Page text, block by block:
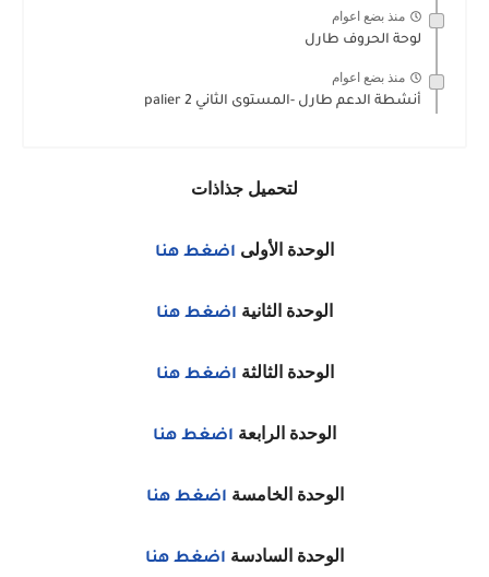
منذ بضع اعوام
لوحة الحروف طارل
منذ بضع اعوام
أنشطة الدعم طارل -المستوى الثاني palier 2
لتحميل جذاذات
الوحدة الأولى اضغط هنا
الوحدة الثانية اضغط هنا
الوحدة الثالثة اضغط هنا
الوحدة الرابعة اضغط هنا
الوحدة الخامسة اضغط هنا
الوحدة السادسة اضغط هنا